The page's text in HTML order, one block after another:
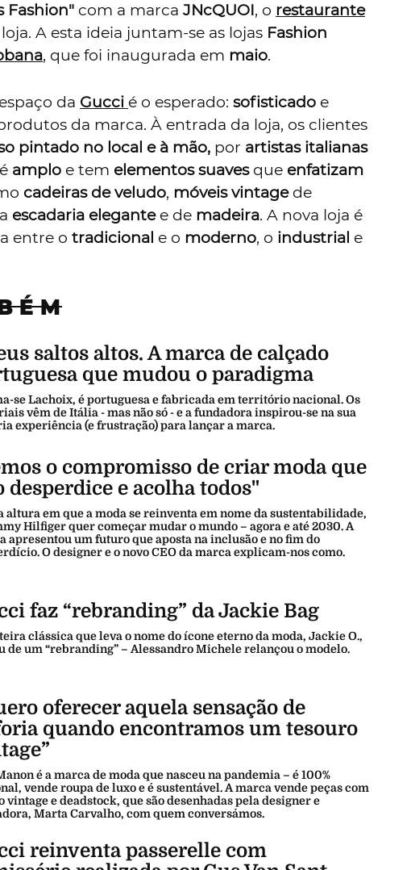
Fashion" com a marca JNcQUOI, o restaurante
A esta ideia juntam-se as lojas Fashion
, que foi inaugurada em maio.
da Gucci é o esperado: sofisticado e
da marca. À entrada da loja, os clientes
pintado no local e à mão, por artistas italianas
amplo e tem elementos suavesque enfatizam
cadeiras de veludo, móveis vintagede
escadaria elegantee de madeira. A nova loja é
entre o tradicional e o moderno, o industrial e
saltos altos. A marca de calçado
que mudou o paradigma
se Lachoix, é portuguesa e fabricada em território nacional. Os
vêm de Itália - mas não só - e a fundadora inspirou-se na sua
experiência (e frustração) para lançar a marca.
o compromisso de criar moda que
desperdice e acolha todos"
altura em que a moda se reinventa em nome da sustentabilidade,
Hilfiger quer começar mudar o mundo – agora e até 2030. A
apresentou um futuro que aposta na inclusão e no fim do
O designer e o novo CEO da marca explicam-nos como.
faz “rebranding” da Jackie Bag
clássica que leva o nome do ícone eterno da moda, Jackie O.,
de um “rebranding” – Alessandro Michele relançou o modelo.
oferecer aquela sensação de
quando encontramos um tesouro
é a marca de moda que nasceu na pandemia – é 100%
vende roupa de luxo e é sustentável. A marca vende peças com
vintage e deadstock, que são desenhadas pela designer e
Marta Carvalho, com quem conversámos.
reinventa passerelle com